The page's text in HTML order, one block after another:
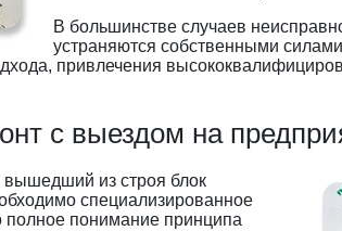
В большинстве случаев
устраняются собственными
привлечения
с выездом на
вышедший из строя блок
специализированное
полное понимание принципа